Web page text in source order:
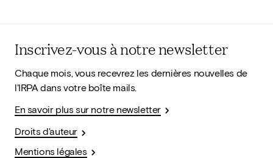
Inscrivez-vous à notre newsletter
Chaque mois, vous recevrez les dernières nouvelles de
l'IRPA dans votre boîte mails.
En savoir plus sur notre newsletter
Droits d'auteur
Mentions légales